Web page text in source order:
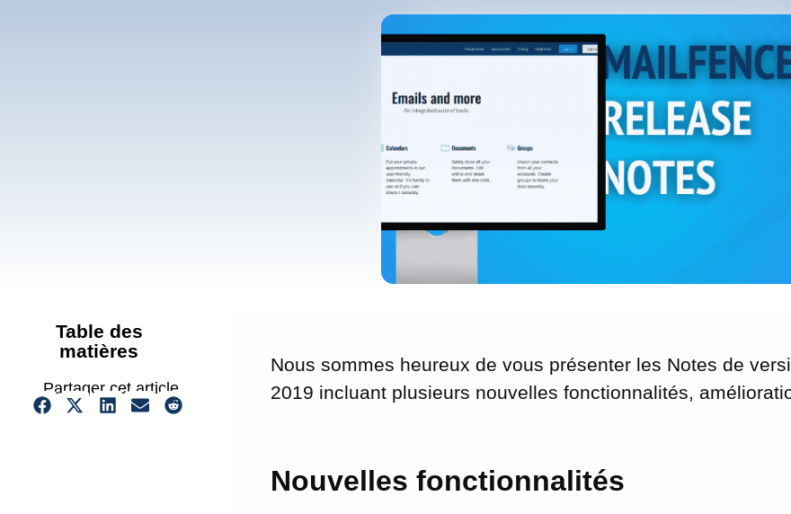
Table des
matières
Partager cet article
Nous sommes heureux de vous présenter les Notes de
2019 incluant plusieurs nouvelles fonctionnalités,
Nouvelles fonctionnalités